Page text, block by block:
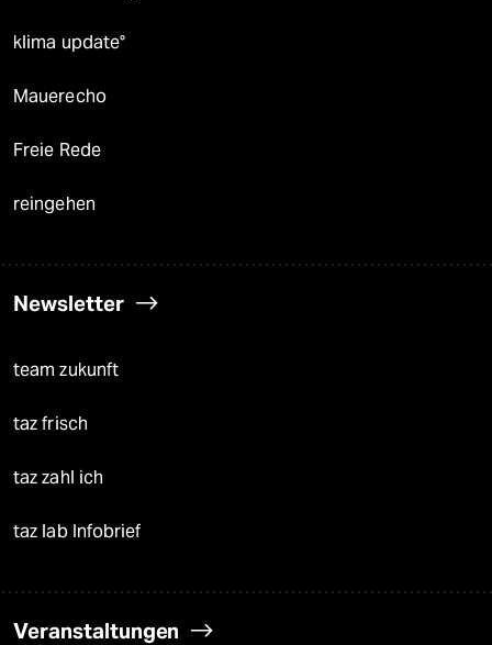
klima update°
Mauerecho
Freie Rede
reingehen
Newsletter
team zukunft
taz frisch
taz zahl ich
taz lab Infobrief
Veranstaltungen